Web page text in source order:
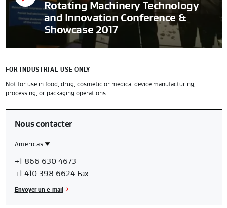
Rotating Machinery Technology
and Innovation Conference &
Showcase 2017
FOR INDUSTRIAL USE ONLY
Not for use in food, drug, cosmetic or medical device manufacturing,
processing, or packaging operations.
Nous contacter
Americas
Americas
+1 866 630 4673
+1 410 398 6624 Fax
Envoyer un e-mail